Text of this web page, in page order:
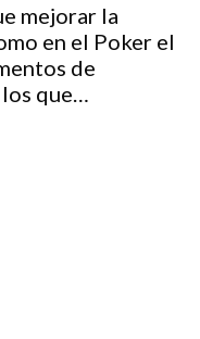
mejorar la
en el Poker el
de
que…